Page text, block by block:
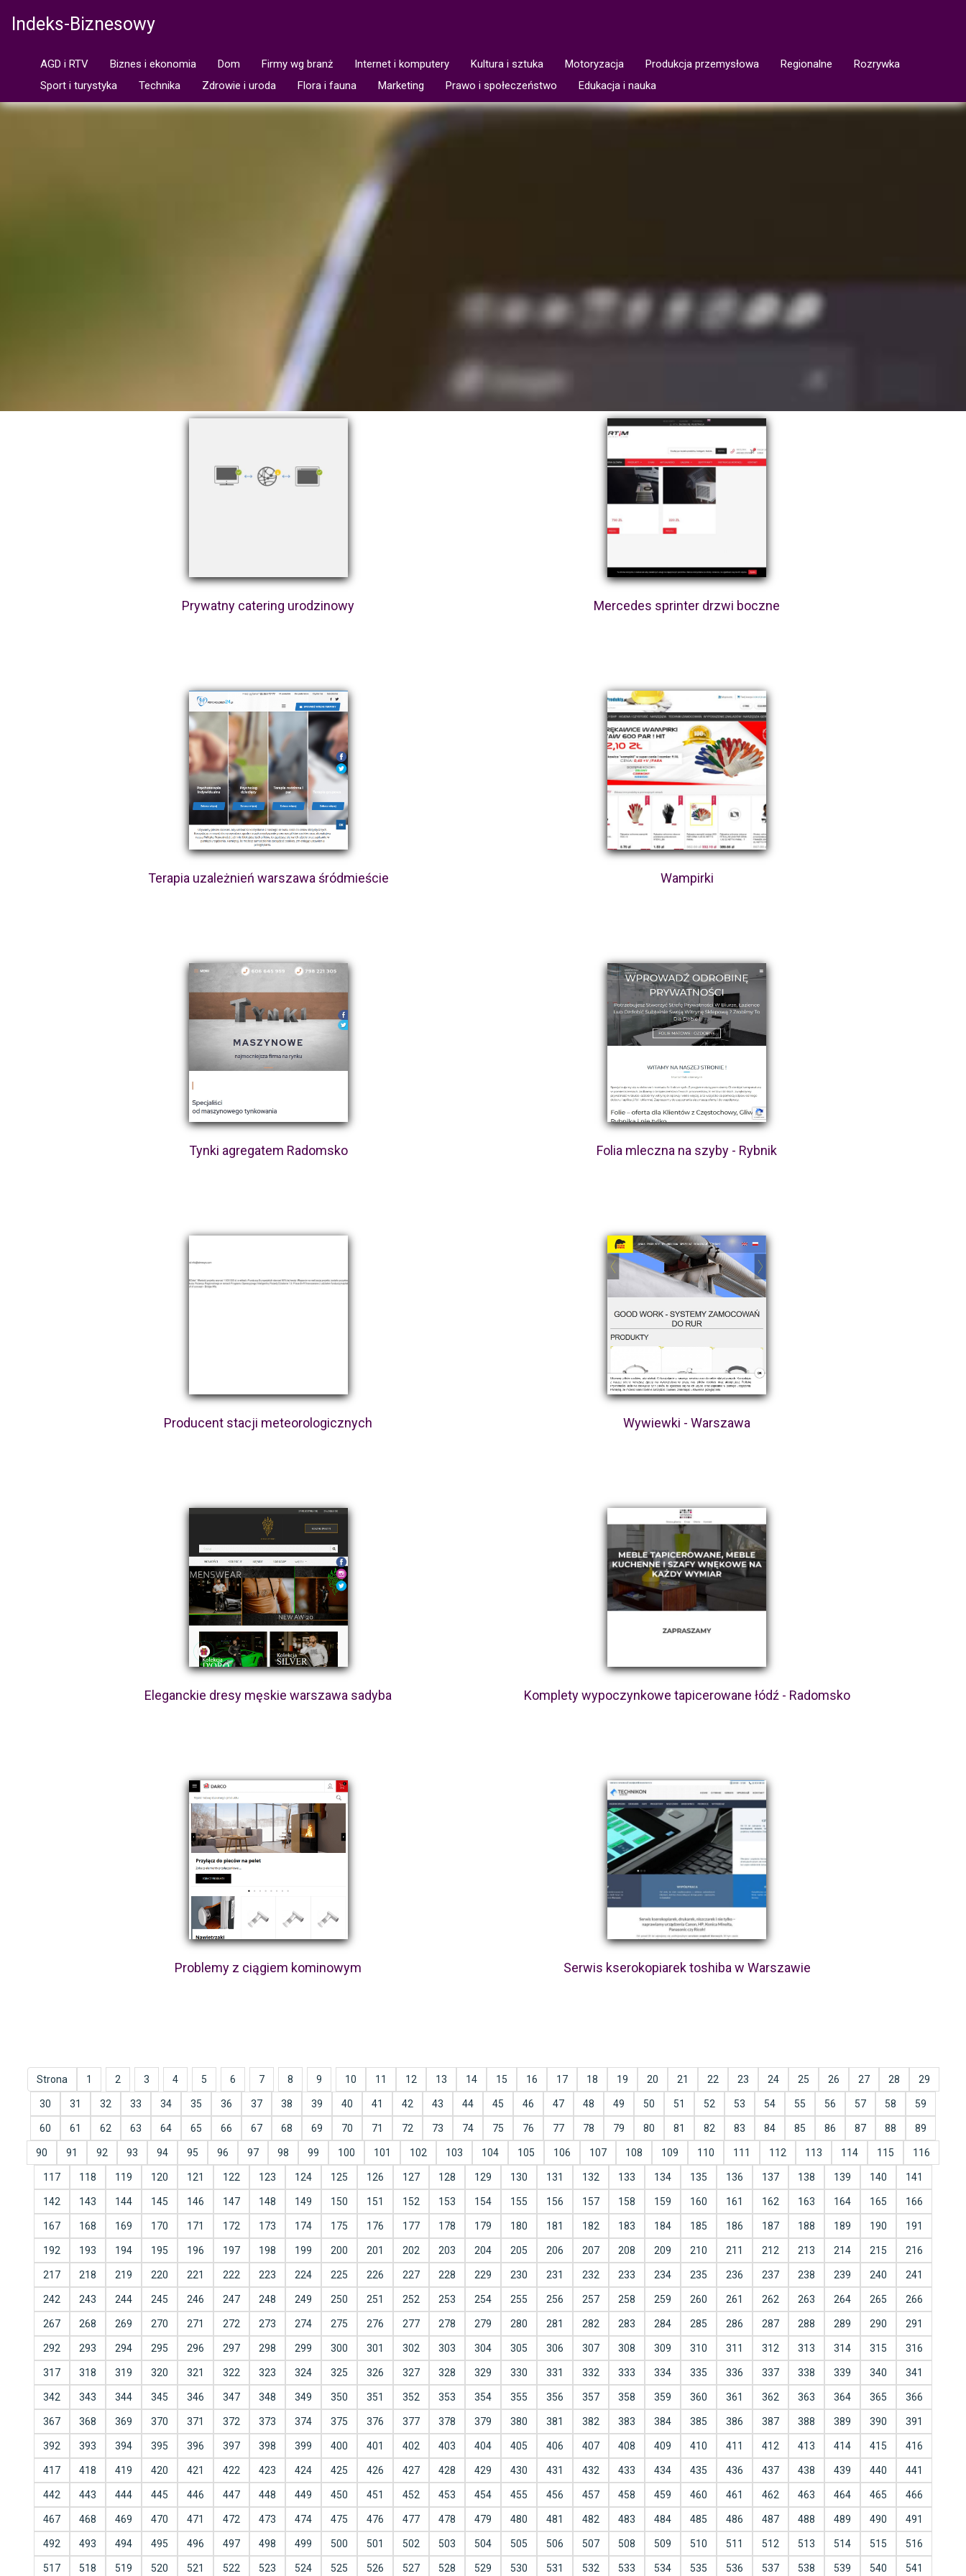
Indeks-Biznesowy
AGD i RTV Biznes i ekonomia Dom Firmy wg branż Internet i komputery Kultura i sztuka Motoryzacja Produkcja przemysłowa Regionalne
Rozrywka
Sport i turystyka
Technika Zdrowie i uroda Flora i fauna Marketing Prawo i społeczeństwo Edukacja i nauka
Prywatny catering urodzinowy Mercedes sprinter drzwi boczne
Terapia uzależnień warszawa śródmieście Wampirki
Tynki agregatem Radomsko Folia mleczna na szyby - Rybnik
Producent stacji meteorologicznych Wywiewki - Warszawa
Eleganckie dresy męskie warszawa sadyba Komplety wypoczynkowe tapicerowane łódź - Radomsko
Problemy z ciągiem kominowym Serwis kserokopiarek toshiba w Warszawie
Strona 1 2 3 4 5 6 7 8 9 10 11 12 13 14 15 16 17 18 19 20 21 22 23 24 25 26 27 28 29
30 31 32 33 34 35 36 37 38 39 40 41 42 43 44 45 46 47 48 49 50 51 52 53 54 55 56 57 58 59
60 61 62 63 64 65 66 67 68 69 70 71 72 73 74 75 76 77 78 79 80 81 82 83 84 85 86 87 88 89
90 91 92 93 94 95 96 97 98 99 100 101 102 103 104 105 106 107 108 109 110 111 112 113 114 115 116
117 118 119 120 121 122 123 124 125 126 127 128 129 130 131 132 133 134 135 136 137 138 139 140 141
142 143 144 145 146 147 148 149 150 151 152 153 154 155 156 157 158 159 160 161 162 163 164 165 166
167 168 169 170 171 172 173 174 175 176 177 178 179 180 181 182 183 184 185 186 187 188 189 190 191
192 193 194 195 196 197 198 199 200 201 202 203 204 205 206 207 208 209 210 211 212 213 214 215 216
217 218 219 220 221 222 223 224 225 226 227 228 229 230 231 232 233 234 235 236 237 238 239 240 241
242 243 244 245 246 247 248 249 250 251 252 253 254 255 256 257 258 259 260 261 262 263 264 265 266
267 268 269 270 271 272 273 274 275 276 277 278 279 280 281 282 283 284 285 286 287 288 289 290 291
292 293 294 295 296 297 298 299 300 301 302 303 304 305 306 307 308 309 310 311 312 313 314 315 316
317 318 319 320 321 322 323 324 325 326 327 328 329 330 331 332 333 334 335 336 337 338 339 340 341
342 343 344 345 346 347 348 349 350 351 352 353 354 355 356 357 358 359 360 361 362 363 364 365 366
367 368 369 370 371 372 373 374 375 376 377 378 379 380 381 382 383 384 385 386 387 388 389 390 391
392 393 394 395 396 397 398 399 400 401 402 403 404 405 406 407 408 409 410 411 412 413 414 415 416
417 418 419 420 421 422 423 424 425 426 427 428 429 430 431 432 433 434 435 436 437 438 439 440 441
442 443 444 445 446 447 448 449 450 451 452 453 454 455 456 457 458 459 460 461 462 463 464 465 466
467 468 469 470 471 472 473 474 475 476 477 478 479 480 481 482 483 484 485 486 487 488 489 490 491
492 493 494 495 496 497 498 499 500 501 502 503 504 505 506 507 508 509 510 511 512 513 514 515 516
517 518 519 520 521 522 523 524 525 526 527 528 529 530 531 532 533 534 535 536 537 538 539 540 541